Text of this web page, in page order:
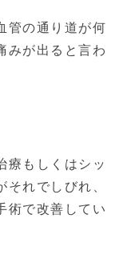
管の通り道が何
みが出ると言わ
療もしくはシッ
れでしびれ、
術で改善してい